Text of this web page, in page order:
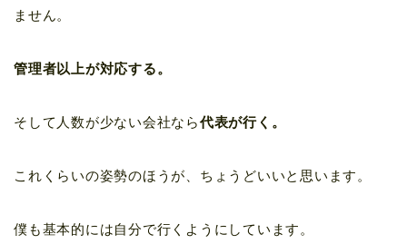
ません。
管理者以上が対応する。
そして人数が少ない会社なら代表が行く。
これくらいの姿勢のほうが、ちょうどいいと思います。
僕も基本的には自分で行くようにしています。